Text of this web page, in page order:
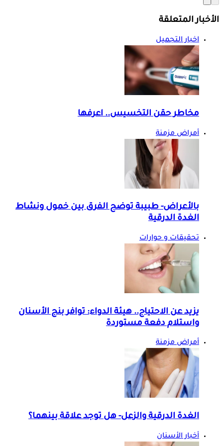
الأخبار المتعلقة
اخبار التجميل
مخاطر حقن التخسيس.. اعرفها
أمراض مزمنة
بالأعراض- طبيبة توضح الفرق بين خمول ونشاط
الغدة الدرقية
تحقيقات و حوارات
يزيد عن الاحتياج.. هيئة الدواء: توافر بنج الأسنان
واستلام دفعة مستوردة
أمراض مزمنة
الغدة الدرقية والزعل- هل توجد علاقة بينهما؟
أخبار الأسنان